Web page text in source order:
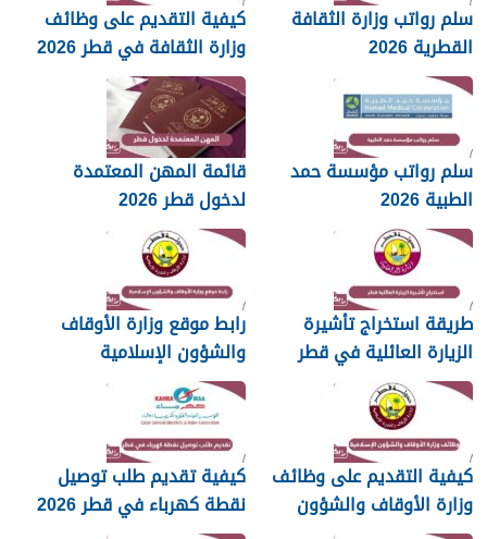
سلم رواتب وزارة الثقافة
القطرية 2026
كيفية التقديم على وظائف
وزارة الثقافة في قطر 2026
سلم رواتب مؤسسة حمد
الطبية 2026
قائمة المهن المعتمدة
لدخول قطر 2026
طريقة استخراج تأشيرة
الزيارة العائلية في قطر
2026
رابط موقع وزارة الأوقاف
والشؤون الإسلامية
islam.gov.qa
كيفية التقديم على وظائف
وزارة الأوقاف والشؤون
كيفية تقديم طلب توصيل
نقطة كهرباء في قطر 2026